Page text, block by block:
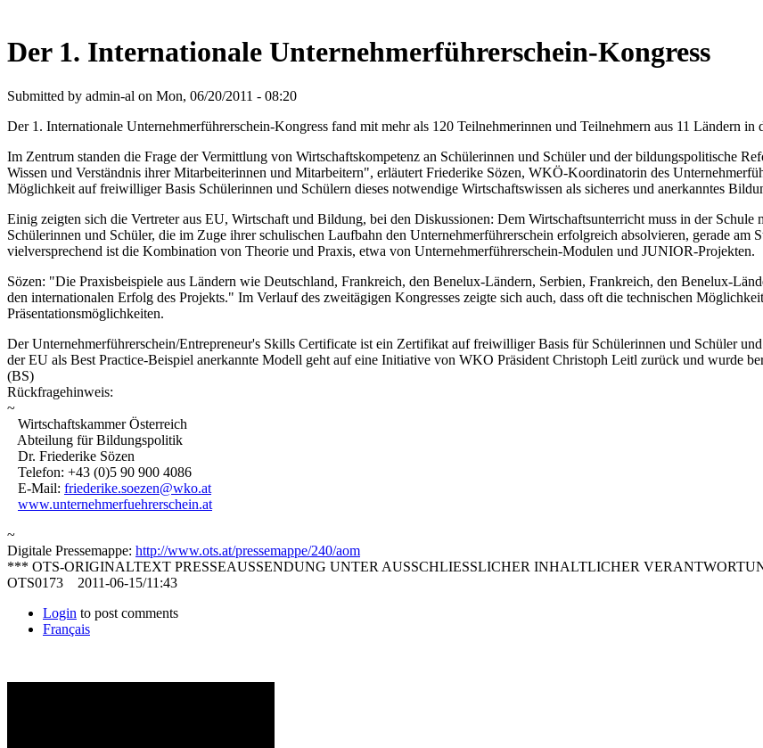
Der 1. Internationale Unternehmerführerschein-Kongress
Submitted by admin-al on Mon, 06/20/2011 - 08:20
Der 1. Internationale Unternehmerführerschein-Kongress fand mit mehr als 120 Teilnehmerinnen und Teilnehmern aus 11 Ländern
Im Zentrum standen die Frage der Vermittlung von Wirtschaftskompetenz an Schülerinnen und Schüler und der bildungspolitische
Wissen und Verständnis ihrer Mitarbeiterinnen und Mitarbeitern", erläutert Friederike Sözen, WKÖ-Koordinatorin des
Möglichkeit auf freiwilliger Basis Schülerinnen und Schülern dieses notwendige Wirtschaftswissen als sicheres und anerkanntes
Einig zeigten sich die Vertreter aus EU, Wirtschaft und Bildung, bei den Diskussionen: Dem Wirtschaftsunterricht muss in der Schule
Schülerinnen und Schüler, die im Zuge ihrer schulischen Laufbahn den Unternehmerführerschein erfolgreich absolvieren, gerade am
vielversprechend ist die Kombination von Theorie und Praxis, etwa von Unternehmerführerschein-Modulen und JUNIOR-Projekten.
Sözen: "Die Praxisbeispiele aus Ländern wie Deutschland, Frankreich, den Benelux-Ländern, Serbien, Frankreich, den Benelux-
den internationalen Erfolg des Projekts." Im Verlauf des zweitägigen Kongresses zeigte sich auch, dass oft die technischen
Präsentationsmöglichkeiten.
Der Unternehmerführerschein/Entrepreneur's Skills Certificate ist ein Zertifikat auf freiwilliger Basis für Schülerinnen und Schüler
der EU als Best Practice-Beispiel anerkannte Modell geht auf eine Initiative von WKO Präsident Christoph Leitl zurück und wurde
(BS)
Rückfragehinweis:
~
Wirtschaftskammer Österreich
Abteilung für Bildungspolitik
Dr. Friederike Sözen
Telefon: +43 (0)5 90 900 4086
E-Mail: friederike.soezen@wko.at
www.unternehmerfuehrerschein.at
~
Digitale Pressemappe: http://www.ots.at/pressemappe/240/aom
*** OTS-ORIGINALTEXT PRESSEAUSSENDUNG UNTER AUSSCHLIESSLICHER INHALTLICHER
OTS0173 2011-06-15/11:43
Login to post comments
Français